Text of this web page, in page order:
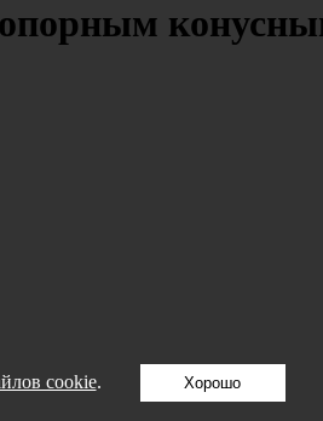
cookie. Хорошо